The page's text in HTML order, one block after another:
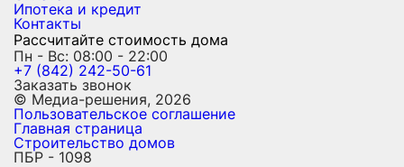
Ипотека и кредит
Контакты
Рассчитайте стоимость дома
Пн - Вс: 08:00 - 22:00
+7 (842) 242-50-61
Заказать звонок
© Медиа-решения, 2026
Пользовательское соглашение
Главная страница
Строительство домов
ПБР - 1098